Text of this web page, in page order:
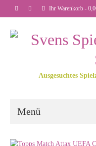
Ihr Warenkorb -
Ausgesuchtes
Menü